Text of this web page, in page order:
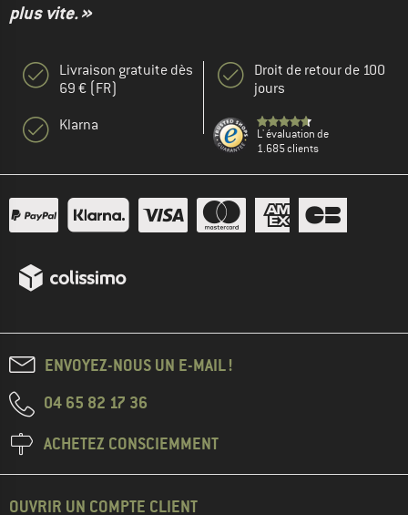
plus vite. »
Livraison gratuite dès
69 € (FR)
Klarna
Droit de retour de 100
jours
L' évaluation de
1.685 clients
ENVOYEZ-NOUS UN E-MAIL !
04 65 82 17 36
ACHETEZ CONSCIEMMENT
OUVRIR UN COMPTE CLIENT